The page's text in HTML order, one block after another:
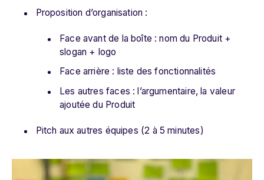
Proposition d’organisation :
Face avant de la boîte : nom du Produit +
slogan + logo
Face arrière : liste des fonctionnalités
Les autres faces : l’argumentaire, la valeur
ajoutée du Produit
Pitch aux autres équipes (2 à 5 minutes)